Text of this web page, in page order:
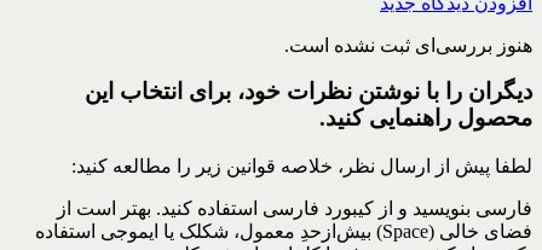
هنوز بررسی‌ای ثبت نشده است.
دیگران را با نوشتن نظرات خود، برای انتخاب این
محصول راهنمایی کنید.
لطفا پیش از ارسال نظر، خلاصه قوانین زیر را مطالعه کنید:
فارسی بنویسید و از کیبورد فارسی استفاده کنید. بهتر است از
فضای خالی (Space) بیش‌از‌حدِ معمول، شکلک یا ایموجی استفاده